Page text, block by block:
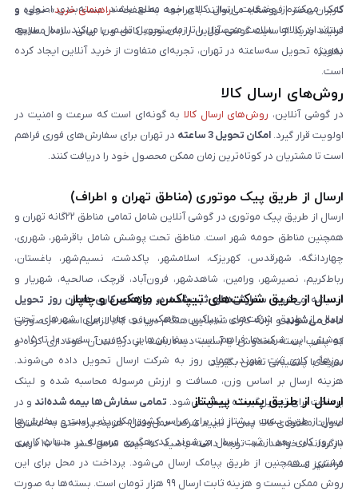
کمک می‌کند از وضعیت ارسال کالای خود مطلع باشند. بسته‌بندی اصولی و
استاندارد کالاها، سلامت محصول را تا زمان تحویل تضمین می‌کند. ارسال سریع،
به‌ویژه تحویل سه‌ساعته در تهران، تجربه‌ای متفاوت از خرید آنلاین ایجاد کرده
است.
کاربران محترم فروشگاه می‌توانند با مراجعه به صفحه «راهنمای خرید»، نحوه و
فرایند خرید از سایت گوشی آنلاین را به‌صورت کامل و با زبانی ساده مطالعه
نمایند.
روش‌های ارسال کالا
در گوشی آنلاین، روش‌های ارسال کالا به گونه‌ای است که سرعت و امنیت در
اولویت قرار گیرد. امکان تحویل 3 ساعته
در تهران برای سفارش‌های فوری فراهم
است تا مشتریان در کوتاه‌ترین زمان ممکن محصول خود را دریافت کنند.
ارسال از طریق پیک موتوری (مناطق تهران و اطراف)
ارسال از طریق پیک موتوری در گوشی آنلاین شامل تمامی مناطق ۲۲گانه تهران و
همچنین مناطق حومه شهر است. مناطق تحت پوشش شامل باقرشهر، شهرری،
چهاردانگه، شهرقدس، کهریزک، اسلامشهر، پاکدشت، نسیم‌شهر، باغستان،
رباط‌کریم، نصیرشهر، ورامین، شاهدشهر، فرون‌آباد، قرچک، صالحیه، شهریار و
اندیشه می‌شود. سفارش‌های ثبت‌شده در روزهای کاری همان روز تحویل
داده می‌شوندو ارائه کارت شناسایی هنگام دریافت کالا الزامی است. در صورتی
که پلمپ بسته مخدوش یا آسیب دیده باشد، از دریافت آن خودداری کرده و
سریعاً با پشتیبانی تماس بگیرید.
ارسال از طریق شرکت‌های تیپاکس، ماهکس و چاپار
ارسال از طریق شرکت‌های تیپاکس، ماهکس و چاپار برای شهرهای تحت
پوشش این شرکت‌ها فراهم است. سفارش‌هایی که بین ساعت ۱۰ تا ۱۵ در
روزهای کاری ثبت شوند، همان روز به شرکت ارسال تحویل داده می‌شوند.
هزینه ارسال بر اساس وزن، مسافت و ارزش مرسوله محاسبه شده و لینک
پرداخت برای تحویل‌گیرنده ارسال می‌شود. تمامی سفارش‌ها بیمه شده‌اند و در
صورت مفقودی کالا، پس از تایید شرکت حمل‌ونقل، هزینه پرداختی به مشتری
بازگردانده خواهد شد. توجه داشته باشید که بیمه شامل کسر ۱۰ تا ۱۵ درصد
فرانشیز است.
ارسال از طریق پست پیشتاز
ارسال از طریق پست پیشتاز نیز برای سراسر کشور امکان‌پذیر است و سفارش‌ها
در روز کاری بعد از ثبت، ارسال می‌شوند. کد رهگیری مرسوله در حساب کاربری
مشتری و همچنین از طریق پیامک ارسال می‌شود. پرداخت در محل برای این
روش ممکن نیست و هزینه ثابت ارسال ۹۹ هزار تومان است. بسته‌ها به صورت